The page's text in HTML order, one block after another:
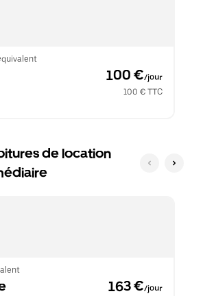
100 €/jour
100 € TTC
de location
163 €/jour